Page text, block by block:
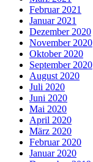
Februar 2021
Januar 2021
Dezember 2020
November 2020
Oktober 2020
September 2020
August 2020
Juli 2020
Juni 2020
Mai 2020
April 2020
März 2020
Februar 2020
Januar 2020